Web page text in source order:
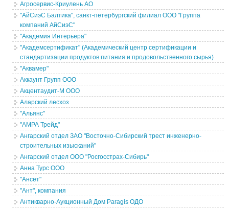
Агросервис-Криулень АО
"АйСиэС Балтика", санкт-петербургский филиал ООО "Группа
компаний АйСиэС"
"Академия Интерьера"
"Академсертификат" (Академический центр сертификации и
стандартизации продуктов питания и продовольственного сырья)
"Аквамер"
Аккаунт Групп ООО
Акцентаудит-М ООО
Аларский лесхоз
"Альянс"
"АМРА Трейд"
Ангарский отдел ЗАО "Восточно-Сибирский трест инженерно-
строительных изысканий"
Ангарский отдел ООО "Росгосстрах-Сибирь"
Анна Турс ООО
"Ансет"
"Ант", компания
Антикварно-Аукционный Дом Paragis ОДО